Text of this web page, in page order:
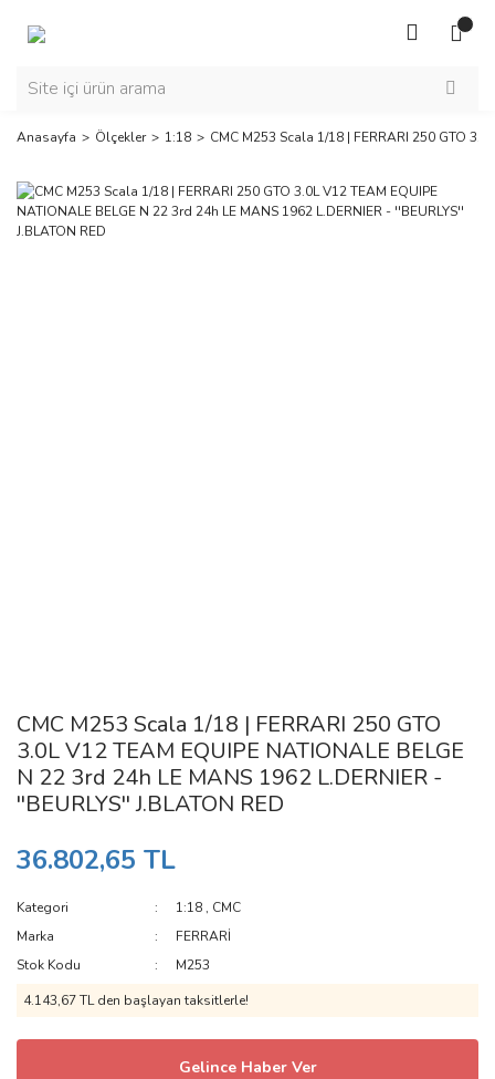
Anasayfa Ölçekler 1:18 CMC M253 Scala 1/18 | FERRARI 250 GTO
CMC M253 Scala 1/18 | FERRARI 250 GTO
3.0L V12 TEAM EQUIPE NATIONALE BELGE
N 22 3rd 24h LE MANS 1962 L.DERNIER -
''BEURLYS'' J.BLATON RED
36.802,65 TL
Kategori 1:18 , CMC
Marka
FERRARİ
Stok Kodu
M253
4.143,67 TL den başlayan taksitlerle!
Gelince Haber Ver